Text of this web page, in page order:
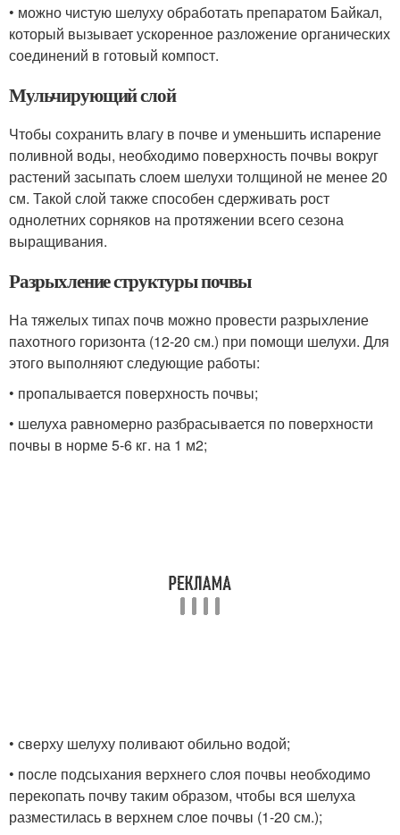
• можно чистую шелуху обработать препаратом Байкал,
который вызывает ускоренное разложение органических
соединений в готовый компост.
Мульчирующий слой
Чтобы сохранить влагу в почве и уменьшить испарение
поливной воды, необходимо поверхность почвы вокруг
растений засыпать слоем шелухи толщиной не менее 20
см. Такой слой также способен сдерживать рост
однолетних сорняков на протяжении всего сезона
выращивания.
Разрыхление структуры почвы
На тяжелых типах почв можно провести разрыхление
пахотного горизонта (12-20 см.) при помощи шелухи. Для
этого выполняют следующие работы:
• пропалывается поверхность почвы;
• шелуха равномерно разбрасывается по поверхности
почвы в норме 5-6 кг. на 1 м2;
• сверху шелуху поливают обильно водой;
• после подсыхания верхнего слоя почвы необходимо
перекопать почву таким образом, чтобы вся шелуха
разместилась в верхнем слое почвы (1-20 см.);